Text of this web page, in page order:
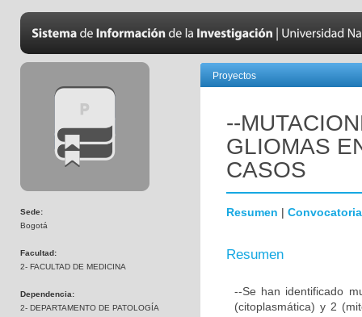
Sede:
Bogotá
Facultad:
2- FACULTAD DE MEDICINA
Dependencia:
2- DEPARTAMENTO DE PATOLOGÍA
Proyectos
--
GLIOMAS
CASOS
Resumen | Convocatoria
Resumen
--Se han identificado
(citoplasmática) y 2